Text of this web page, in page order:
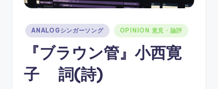
Posted
in
ANALOGシンガーソング OPINION 意見・論評
『ブラウン管』小西寛
子 詞(詩)